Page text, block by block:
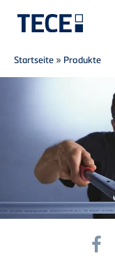
Direkt zum Inhalt
Breadcrumb
Startseite » Produkte